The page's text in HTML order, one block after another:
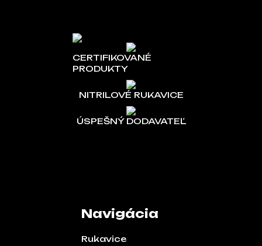
CERTIFIKOVANÉ
PRODUKTY
NITRILOVÉ RUKAVICE
ÚSPEŠNÝ DODAVATEĽ
Navigácia
Rukavice